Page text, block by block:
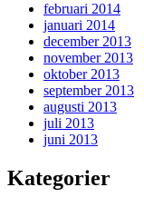
februari 2014
januari 2014
december 2013
november 2013
oktober 2013
september 2013
augusti 2013
juli 2013
juni 2013
Kategorier